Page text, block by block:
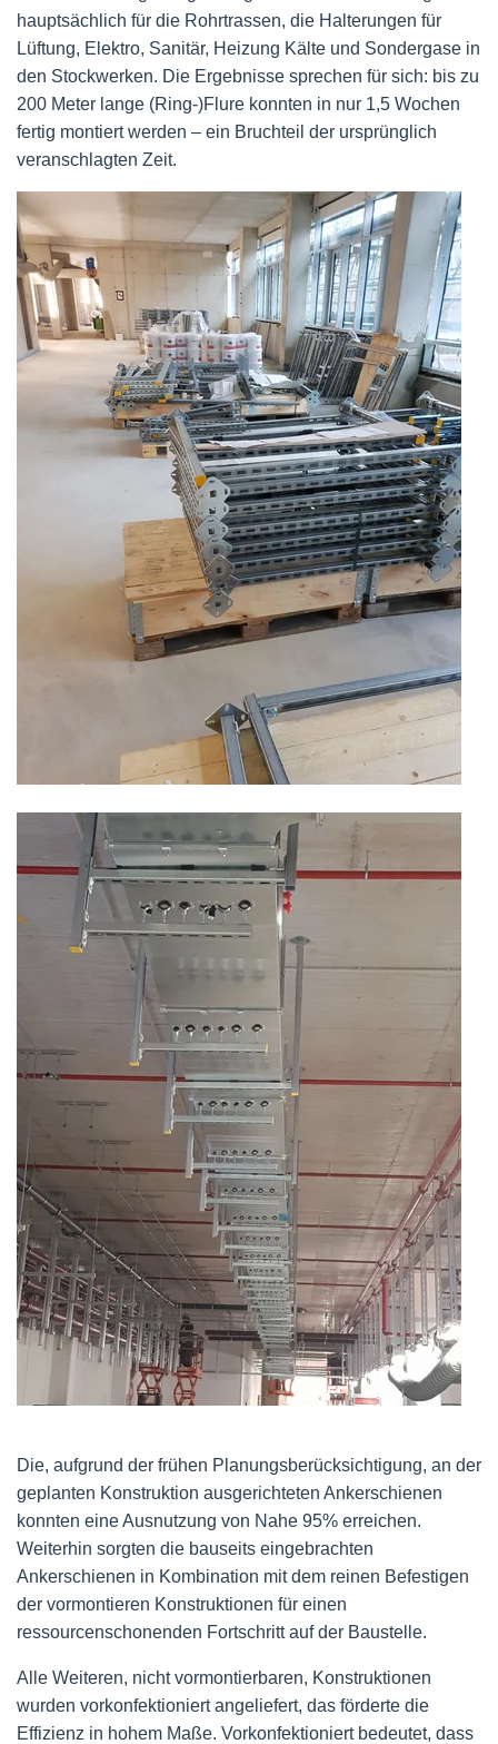
hauptsächlich für die Rohrtrassen, die Halterungen für
Lüftung, Elektro, Sanitär, Heizung Kälte und Sondergase in
den Stockwerken. Die Ergebnisse sprechen für sich: bis zu
200 Meter lange (Ring-)Flure konnten in nur 1,5 Wochen
fertig montiert werden – ein Bruchteil der ursprünglich
veranschlagten Zeit.
Die, aufgrund der frühen Planungsberücksichtigung, an der
geplanten Konstruktion ausgerichteten Ankerschienen
konnten eine Ausnutzung von Nahe 95% erreichen.
Weiterhin sorgten die bauseits eingebrachten
Ankerschienen in Kombination mit dem reinen Befestigen
der vormontieren Konstruktionen für einen
ressourcenschonenden Fortschritt auf der Baustelle.
Alle Weiteren, nicht vormontierbaren, Konstruktionen
wurden vorkonfektioniert angeliefert, das förderte die
Effizienz in hohem Maße. Vorkonfektioniert bedeutet, dass